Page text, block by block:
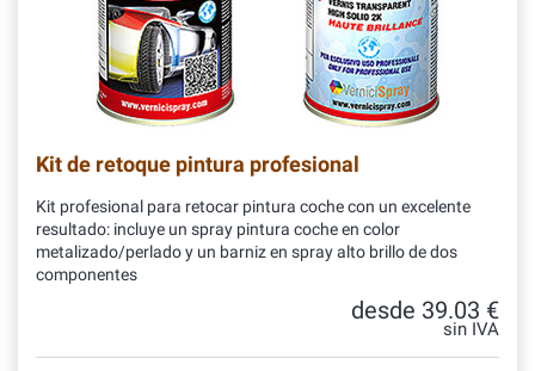
Kit de retoque pintura profesional
Kit profesional para retocar pintura coche con un excelente
resultado: incluye un spray pintura coche en color
metalizado/perlado y un barniz en spray alto brillo de dos
componentes
desde 39.03 €
sin IVA